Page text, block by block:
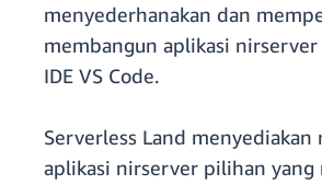
menyederhanakan dan
membangun aplikasi
IDE VS Code.
Serverless Land menyediakan
aplikasi nirserver pilihan yang